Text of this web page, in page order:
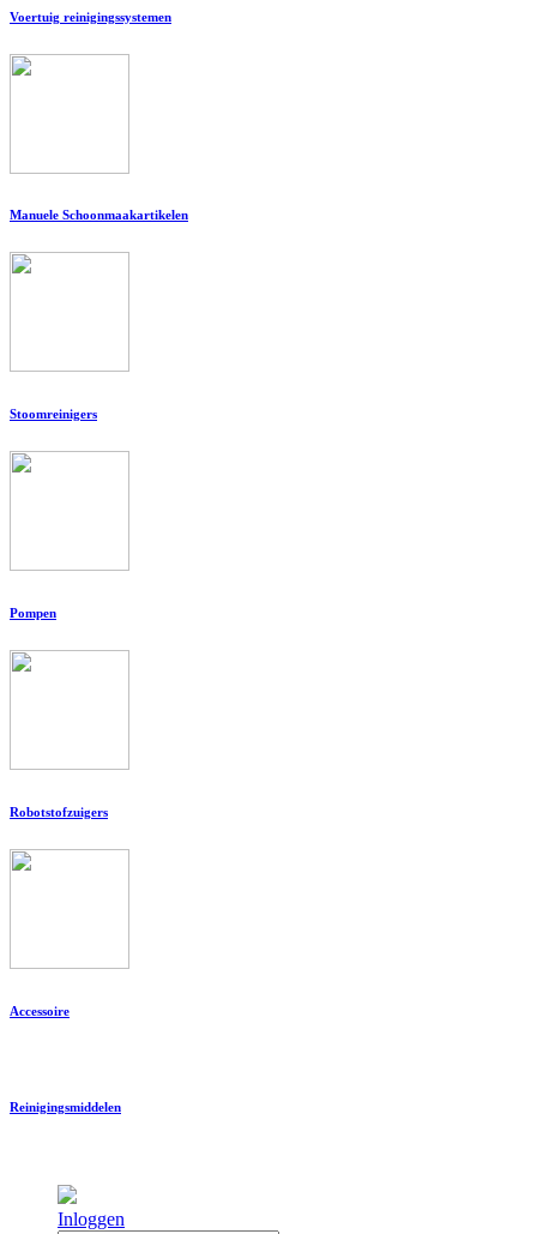
Voertuig reinigingssystemen
Manuele Schoonmaakartikelen
Stoomreinigers
Pompen
Robotstofzuigers
Accessoire
Reinigingsmiddelen
Inloggen